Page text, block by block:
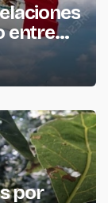
entre
por